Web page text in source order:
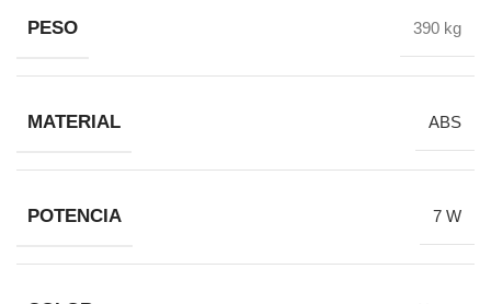
PESO 390 kg
MATERIAL ABS
POTENCIA 7 W